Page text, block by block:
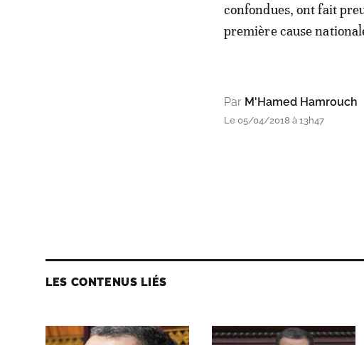
confondues, ont fait
première cause
Par M'Hamed Hamrouch
Le 05/04/2018 à 13h47
LES CONTENUS LIÉS